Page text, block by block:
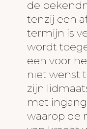
de
tenzij een
termijn is
wordt
een voor
niet wenst
zijn
met
waarop de